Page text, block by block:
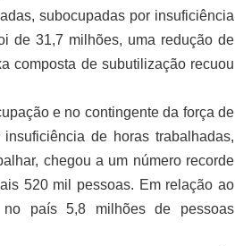
subocupadas por insuficiência
de 31,7 milhões, uma redução de
composta de subutilização recuou
e no contingente da força de
de horas trabalhadas,
chegou a um número recorde
520 mil pessoas. Em relação ao
país 5,8 milhões de pessoas